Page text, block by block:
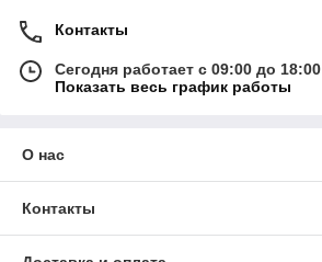
Контакты
Сегодня работает с 09:00 до 18:00
Показать весь график работы
О нас
Контакты